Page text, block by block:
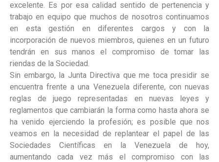
excelente. Es por esa calidad sentido de pertenencia y
trabajo en equipo que muchos de nosotros continuamos
en esta gestión en diferentes cargos y con la
incorporación de nuevos miembros, quienes en un futuro
tendrán en sus manos el compromiso de tomar las
riendas de la Sociedad.
Sin embargo, la Junta Directiva que me toca presidir se
encuentra frente a una Venezuela diferente, con nuevas
reglas de juego representadas en nuevas leyes y
reglamentos que cambiarán la forma como hasta ahora se
ha venido ejerciendo la profesión; es posible que nos
veamos en la necesidad de replantear el papel de las
Sociedades Científicas en la Venezuela de hoy,
aumentando cada vez más el compromiso con las